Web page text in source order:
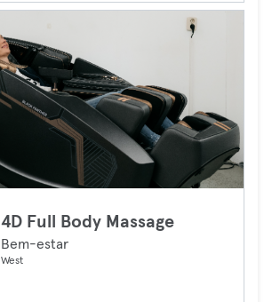
4D Full Body Massage
Bem-estar
West